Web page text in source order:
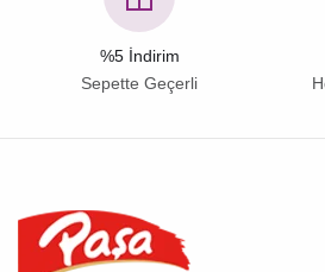
%5 İndirim
Sepette Geçerli